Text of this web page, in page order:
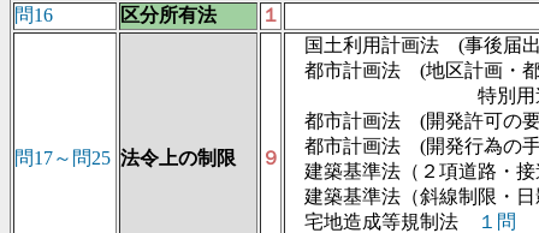
問16
区分所有法 １
問17～問25 法令上の制限 ９
国土利用計画法 (事後届
都市計画法 (地区計画・
特別用途
都市計画法 (開発許可の
都市計画法 (開発行為の
建築基準法（２項道路・
建築基準法（斜線制限・日
宅地造成等規制法
１問